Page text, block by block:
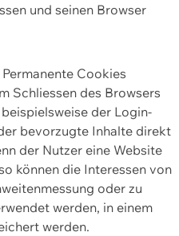
und seinen Browser
Cookies
Schliessen des Browsers
der Login-
bevorzugte Inhalte direkt
der Nutzer eine Website
können die Interessen von
oder zu
werden, in einem
werden.